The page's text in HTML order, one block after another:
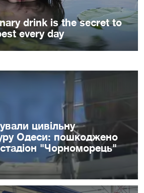
цивільну
Одеси: пошкоджено
"Чорноморець"